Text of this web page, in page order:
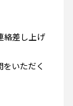
絡差し上げ
いただく